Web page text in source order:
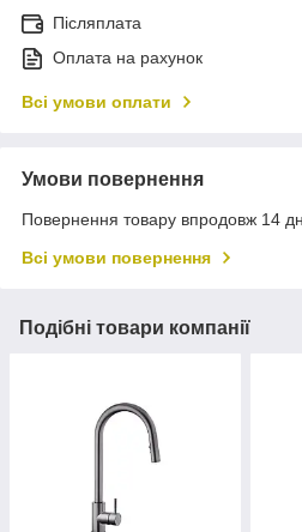
Післяплата
Оплата на рахунок
Всі умови оплати
Умови повернення
Повернення товару впродовж 14
Всі умови повернення
Подібні товари компанії